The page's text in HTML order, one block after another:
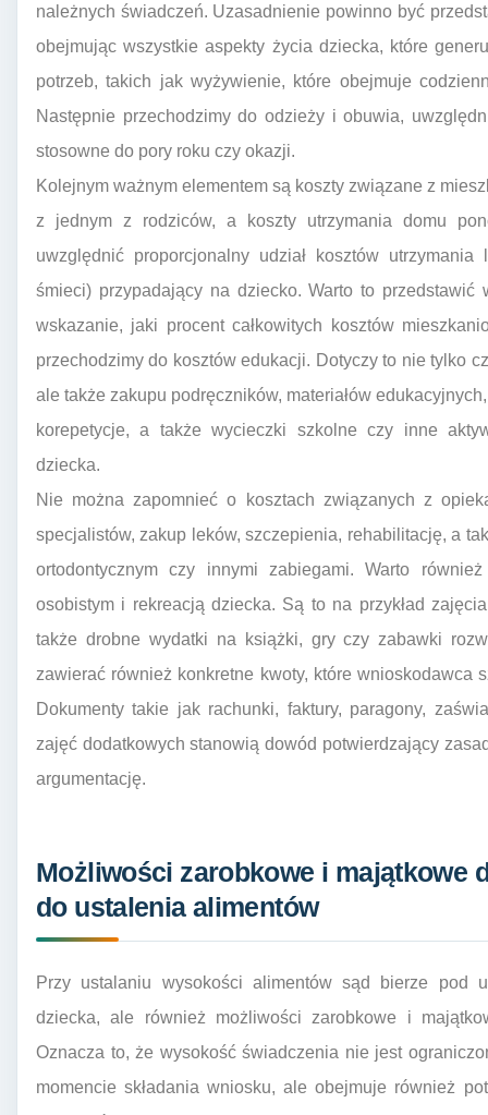
należnych świadczeń. Uzasadnienie powinno być
obejmując wszystkie aspekty życia dziecka, które
potrzeb, takich jak wyżywienie, które obejmuje
Następnie przechodzimy do odzieży i obuwia,
stosowne do pory roku czy okazji.
Kolejnym ważnym elementem są koszty związane z
z jednym z rodziców, a koszty utrzymania domu
uwzględnić proporcjonalny udział kosztów
śmieci) przypadający na dziecko. Warto to przedstawić
wskazanie, jaki procent całkowitych kosztów
przechodzimy do kosztów edukacji. Dotyczy to nie tylko
ale także zakupu podręczników, materiałów
korepetycje, a także wycieczki szkolne czy inne
dziecka.
Nie można zapomnieć o kosztach związanych z
specjalistów, zakup leków, szczepienia, rehabilitację, a
ortodontycznym czy innymi zabiegami. Warto
osobistym i rekreacją dziecka. Są to na przykład
także drobne wydatki na książki, gry czy zabawki
zawierać również konkretne kwoty, które wnioskodawca
Dokumenty takie jak rachunki, faktury, paragony,
zajęć dodatkowych stanowią dowód potwierdzający
argumentację.
Możliwości zarobkowe i majątkowe
do ustalenia alimentów
Przy ustalaniu wysokości alimentów sąd bierze pod
dziecka, ale również możliwości zarobkowe i
Oznacza to, że wysokość świadczenia nie jest
momencie składania wniosku, ale obejmuje również